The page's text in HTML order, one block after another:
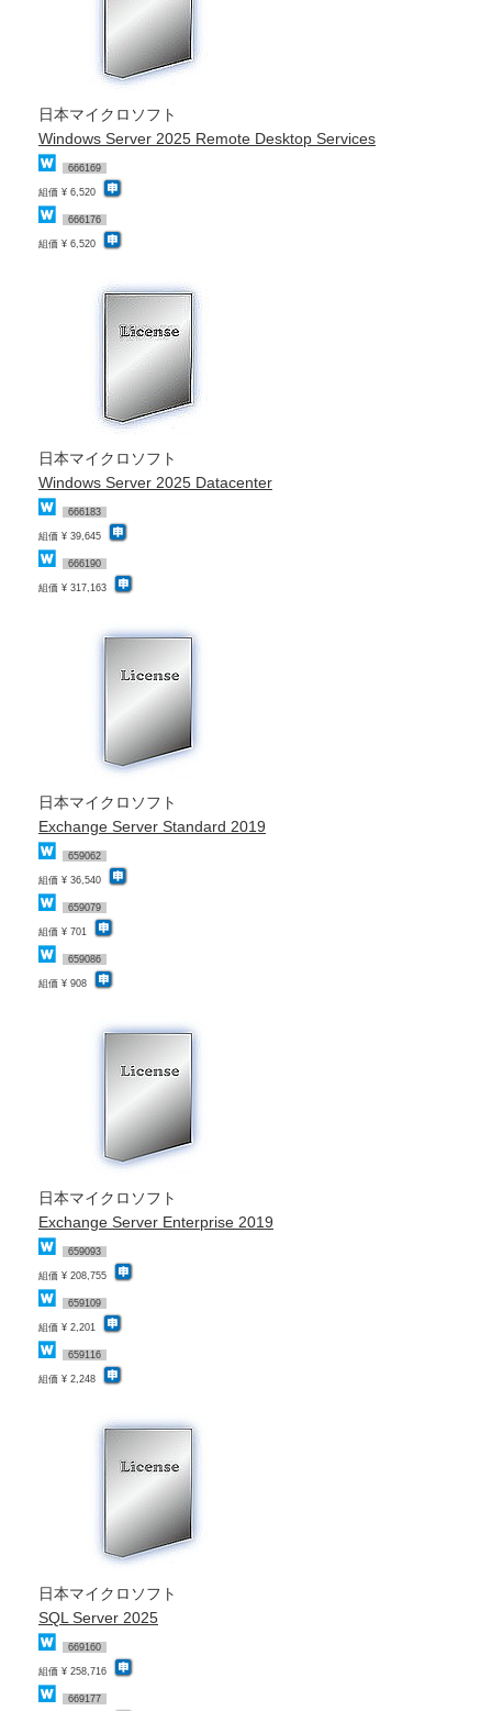
日本マイクロソフト
Windows Server 2025 Remote Desktop Services
666169
組価 ¥ 6,520
666176
組価 ¥ 6,520
日本マイクロソフト
Windows Server 2025 Datacenter
666183
組価 ¥ 39,645
666190
組価 ¥ 317,163
日本マイクロソフト
Exchange Server Standard 2019
659062
組価 ¥ 36,540
659079
組価 ¥ 701
659086
組価 ¥ 908
日本マイクロソフト
Exchange Server Enterprise 2019
659093
組価 ¥ 208,755
659109
組価 ¥ 2,201
659116
組価 ¥ 2,248
日本マイクロソフト
SQL Server 2025
669160
組価 ¥ 258,716
669177